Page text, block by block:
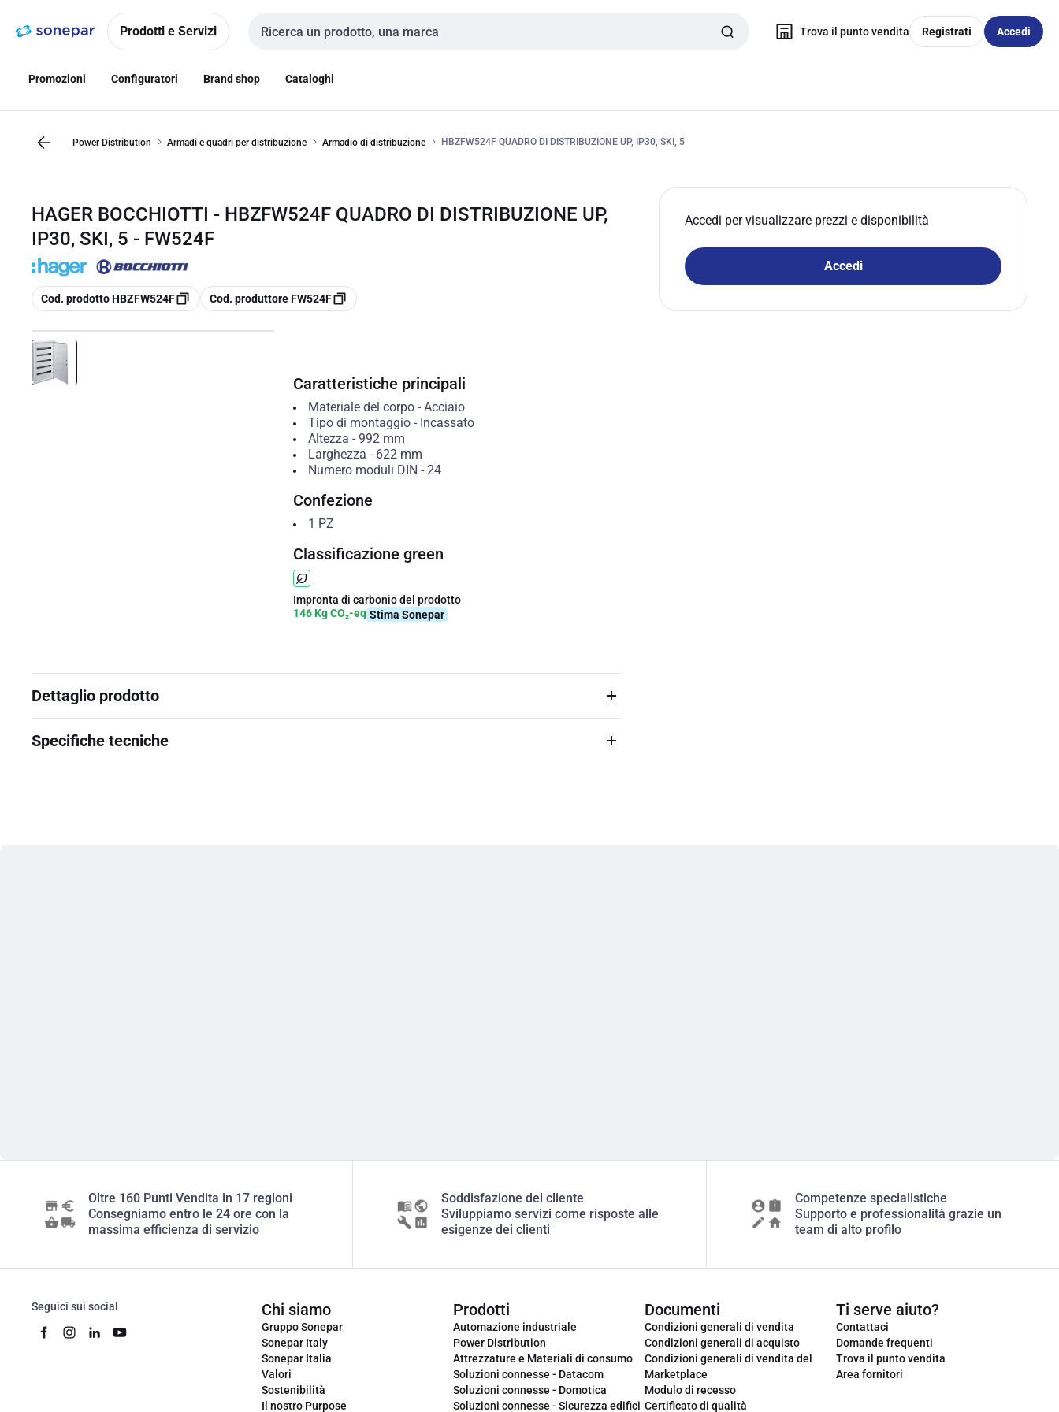
navigazionealla
Prodotti e Servizi
Cerca input
Trova il punto vendita Registrati Accedi
Promozioni Configuratori Brand shop Cataloghi
Power Distribution Armadi e quadri per distribuzione Armadio di distribuzione HBZFW524F QUADRO DI DISTRIBUZIONE UP, IP30, SKI, 5
HAGER BOCCHIOTTI - HBZFW524F QUADRO DI DISTRIBUZIONE UP,
IP30, SKI, 5 - FW524F
copia
Cod. prodotto HBZFW524F copia
Cod. produttore FW524F
Accedi per visualizzare prezzi e disponibilità
Accedi
Caratteristiche principali
Materiale del corpo- Acciaio
Tipo di montaggio- Incassato
Altezza - 992 mm
Larghezza - 622 mm
Numero moduli DIN - 24
Confezione
1 PZ
Classificazione green
Impronta di carbonio del prodotto
146 Kg CO₂-eq Stima Sonepar
Dettaglio prodotto
Specifiche tecniche
Oltre 160 Punti Vendita in 17 regioni
Consegniamo entro le 24 ore con la
massima efficienza di servizio
Soddisfazione del cliente
Sviluppiamo servizi come risposte alle
esigenze dei clienti
Competenze specialistiche
Supporto e professionalità grazie un
team di alto profilo
Seguici sui social Chi siamo
Gruppo Sonepar
Sonepar Italy
Sonepar Italia
Valori
Sostenibilità
Il nostro Purpose
Prodotti
Automazione industriale
Power Distribution
Attrezzature e Materiali di consumo
Soluzioni connesse - Datacom
Soluzioni connesse - Domotica
Soluzioni connesse - Sicurezza edifici
Documenti
Condizioni generali di vendita
Condizioni generali di acquisto
Condizioni generali di vendita del
Marketplace
Modulo di recesso
Certificato di qualità
Ti serve aiuto?
Contattaci
Domande frequenti
Trova il punto vendita
Area fornitori